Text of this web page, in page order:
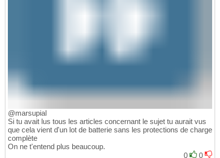
@marsupial
Si tu avait lus tous les articles concernant le sujet tu aurait vus
que cela vient d'un lot de batterie sans les protections de charge
complète
On ne t'entend plus beaucoup.
0
0